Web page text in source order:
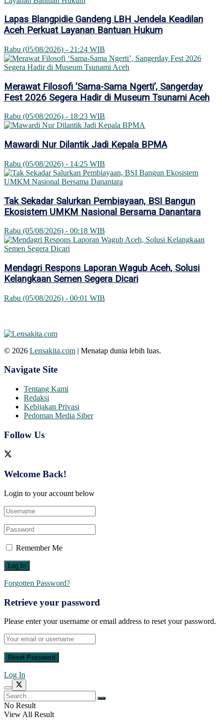
Lapas Blangpidie Gandeng LBH Jendela Keadilan
Aceh Perkuat Layanan Bantuan Hukum
Rabu (05/08/2026) - 21:24 WIB
Merawat Filosofi ‘Sama-Sama Ngerti’, Sangerday
Fest 2026 Segera Hadir di Museum Tsunami Aceh
Rabu (05/08/2026) - 18:23 WIB
Mawardi Nur Dilantik Jadi Kepala BPMA
Rabu (05/08/2026) - 14:25 WIB
Tak Sekadar Salurkan Pembiayaan, BSI Bangun
Ekosistem UMKM Nasional Bersama Danantara
Rabu (05/08/2026) - 00:18 WIB
Mendagri Respons Laporan Wagub Aceh, Solusi
Kelangkaan Semen Segera Dicari
Rabu (05/08/2026) - 00:01 WIB
© 2026 Lensakita.com | Menatap dunia lebih luas.
Navigate Site
Tentang Kami
Redaksi
Kebijakan Privasi
Pedoman Media Siber
Follow Us
Welcome Back!
Login to your account below
Remember Me
Forgotten Password?
Retrieve your password
Please enter your username or email address to reset your password.
Log In
No Result
View All Result